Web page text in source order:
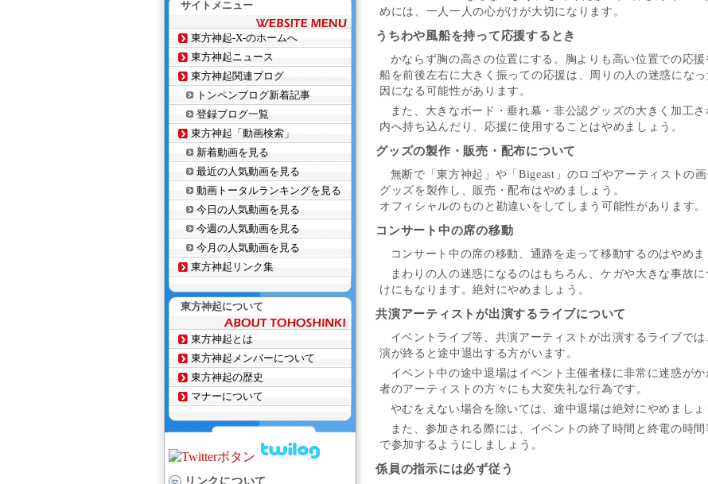
めには、一人一人の心がけが大切になります。
うちわや風船を持って応援するとき
かならず胸の高さの位置にする。胸よりも高い位置での応
船を前後左右に大きく振っての応援は、周りの人の迷惑にな
因になる可能性があります。
また、大きなボード・垂れ幕・非公認グッズの大きく加工
内へ持ち込んだり、応援に使用することはやめましょう。
グッズの製作・販売・配布について
無断で「東方神起」や「Bigeast」のロゴやアーティストの
グッズを製作し、販売・配布はやめましょう。
オフィシャルのものと勘違いをしてしまう可能性があります。
コンサート中の席の移動
コンサート中の席の移動、通路を走って移動するのはやめま
まわりの人の迷惑になるのはもちろん、ケガや大きな事故
けにもなります。絶対にやめましょう。
共演アーティストが出演するライブについて
イベントライブ等、共演アーティストが出演するライブでは
演が終ると途中退出する方がいます。
イベント中の途中退場はイベント主催者様に非常に迷惑が
者のアーティストの方々にも大変失礼な行為です。
やむをえない場合を除いては、途中退場は絶対にやめましょ
また、参加される際には、イベントの終了時間と終電の時
で参加するようにしましょう。
係員の指示には必ず従う
サイトメニュー
東方神起-X-のホームへ
東方神起ニュース
東方神起関連ブログ
トンペンブログ新着記事
登録ブログ一覧
東方神起「動画検索」
新着動画を見る
最近の人気動画を見る
動画トータルランキングを見る
今日の人気動画を見る
今週の人気動画を見る
今月の人気動画を見る
東方神起リンク集
東方神起について
東方神起とは
東方神起メンバーについて
東方神起の歴史
マナーについて
リンクについて